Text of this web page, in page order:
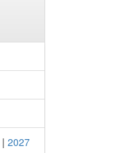
| 2027